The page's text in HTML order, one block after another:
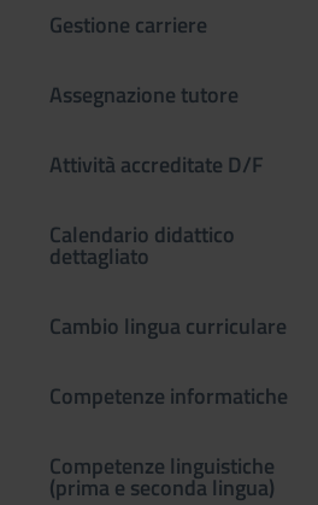
Gestione carriere
Assegnazione tutore
Attività accreditate D/F
Calendario didattico
dettagliato
Cambio lingua curriculare
Competenze informatiche
Competenze linguistiche
(prima e seconda lingua)